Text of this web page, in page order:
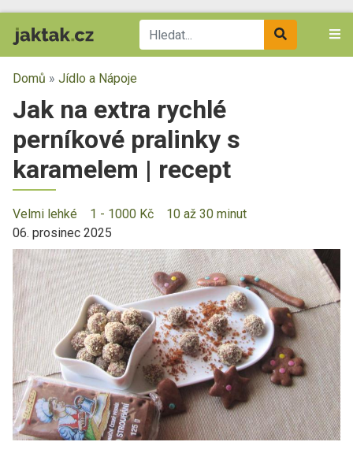
Domů » Jídlo a Nápoje
Jak na extra rychlé
perníkové pralinky s
karamelem | recept
Velmi lehké 1 - 1000 Kč
10 až 30 minut
06. prosinec 2025